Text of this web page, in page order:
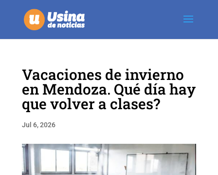
Vacaciones de invierno
en Mendoza. Qué día hay
que volver a clases?
Jul 6, 2026